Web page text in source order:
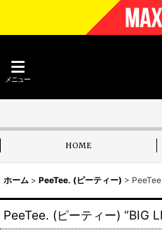
メニュー
HOME
ホーム > PeeTee. (ピーティー) >
PeeTee. (ピーティー) “BIG